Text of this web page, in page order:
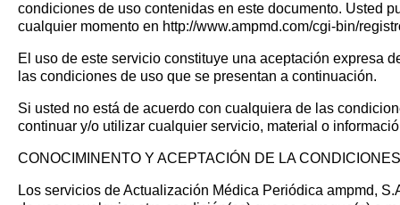
condiciones de uso contenidas en este documento. Usted
cualquier momento en http://www.ampmd.com/cgi-bin/
El uso de este servicio constituye una aceptación expresa
las condiciones de uso que se presentan a continuación.
Si usted no está de acuerdo con cualquiera de las
continuar y/o utilizar cualquier servicio, material o
CONOCIMINENTO Y ACEPTACIÓN DE LA
Los servicios de Actualización Médica Periódica ampmd,